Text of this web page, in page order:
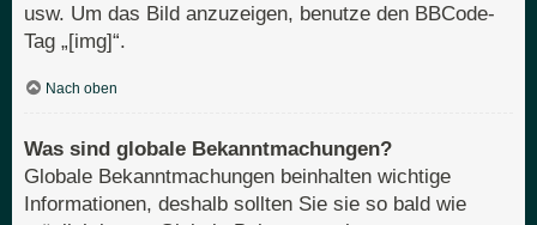
usw. Um das Bild anzuzeigen, benutze den BBCode-
Tag „[img]“.
Nach oben
Was sind globale Bekanntmachungen?
Globale Bekanntmachungen beinhalten wichtige
Informationen, deshalb sollten Sie sie so bald wie